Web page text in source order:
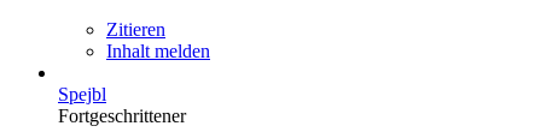
Zitieren
Inhalt melden
Spejbl
Fortgeschrittener